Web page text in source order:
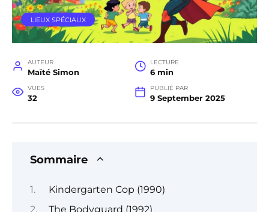
LIEUX SPÉCIAUX
AUTEUR
Maïté Simon
LECTURE
6 min
VUES
32
PUBLIÉ PAR
9 September 2025
Sommaire
Kindergarten Cop (1990)
The Bodyguard (1992)